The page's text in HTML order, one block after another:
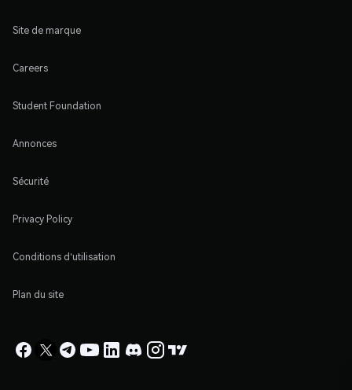
Site de marque
Careers
Student Foundation
Annonces
Sécurité
Privacy Policy
Conditions d'utilisation
Plan du site